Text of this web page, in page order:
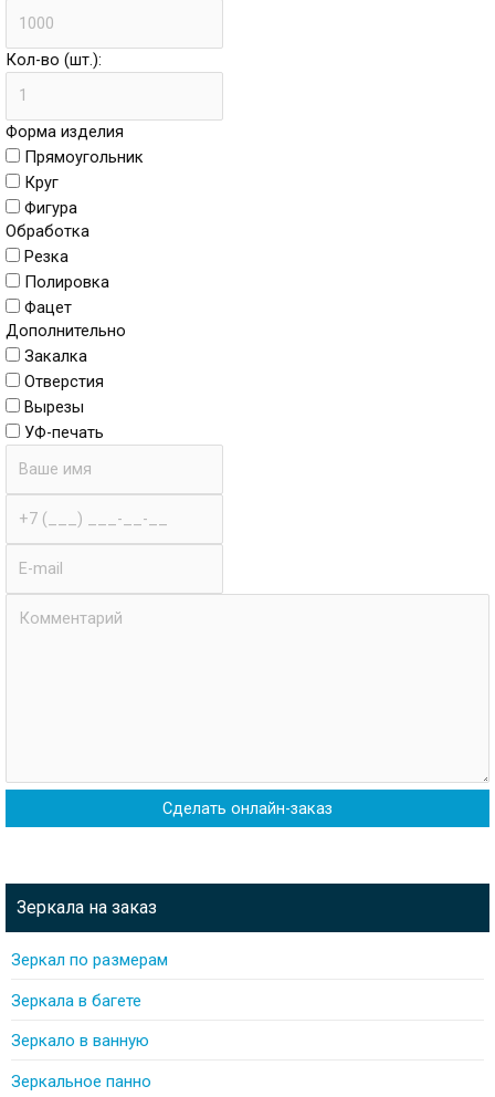
Зеркала на заказ
Зеркал по размерам
Зеркала в багете
Зеркало в ванную
Зеркальное панно
Кол-во (шт.):
Форма изделия
Прямоугольник
Круг
Фигура
Обработка
Резка
Полировка
Фацет
Дополнительно
Закалка
Отверстия
Вырезы
УФ-печать
mail